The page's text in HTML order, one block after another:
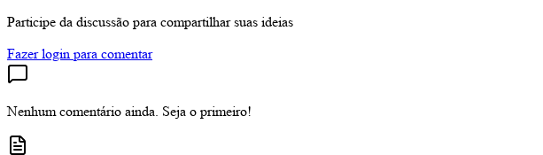
Participe da discussão para compartilhar suas ideias
Fazer login para comentar
Nenhum comentário ainda. Seja o primeiro!